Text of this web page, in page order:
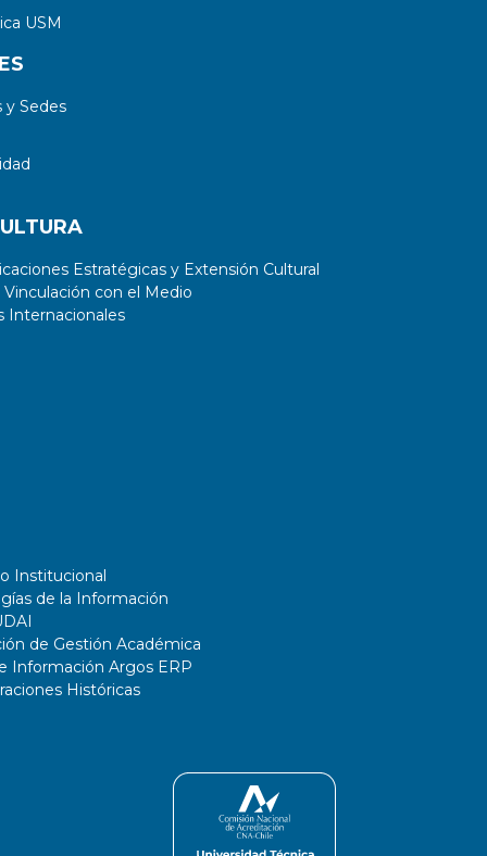
USM
Sedes
Estratégicas y Extensión Cultural
con el Medio
Internacionales
Institucional
de la Información
de Gestión Académica
Información Argos ERP
Históricas